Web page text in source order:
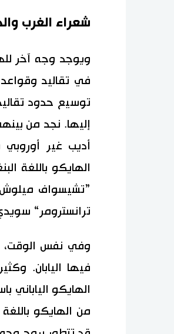
شعراء الغرب
ويوجد وجه آخر
في تقاليد وقواعد
توسيع حدود
إليها. نجد من
الهايكو باللغة
ترانسترومر“ سويدي
وفي نفس الوقت،
فيها اليابان.
الهايكو
من الهايكو